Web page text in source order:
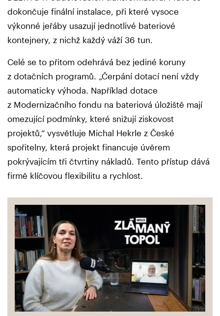
dokončuje finální instalace, při které vysoce
výkonné jeřáby usazují jednotlivé bateriové
kontejnery, z nichž každý váží 36 tun.
Celé se to přitom odehrává bez jediné koruny
z dotačních programů. „Čerpání dotací není vždy
automaticky výhoda. Například dotace
z Modernizačního fondu na bateriová úložiště mají
omezující podmínky, které snižují ziskovost
projektů,“ vysvětluje Michal Hekrle z České
spořitelny, která projekt financuje úvěrem
pokrývajícím tři čtvrtiny nákladů. Tento přístup dává
firmě klíčovou flexibilitu a rychlost.